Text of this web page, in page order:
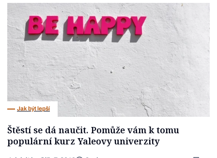
Jak být lepší
Štěstí se dá naučit. Pomůže vám k tomu
populární kurz Yaleovy univerzity